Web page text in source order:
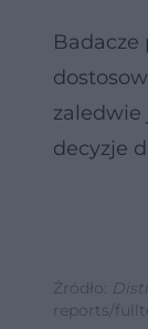
zaledwie
decyzje
Źródło:
reports/